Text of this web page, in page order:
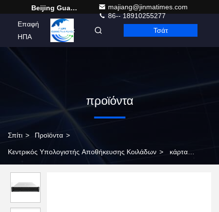
Beijing Guangtian Runze Technology Co., Ltd.
majiang@jinmatimes.com
86-- 18910255277
Επαφή
ΗΠΑ
Greek Τσάτ
προϊόντα
Σπίτι > Προϊόντα >
Κεντρικός Υπολογιστής Αποθήκευσης Κοιλάδων > κάρτα
αποθήκευσης 256G 2U Rackmount